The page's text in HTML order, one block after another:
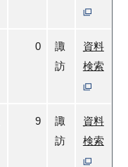
0
諏
訪
資料
検索
9
諏
訪
資料
検索